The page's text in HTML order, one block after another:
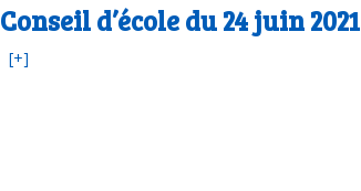
Conseil d’école du 24 juin 2021
[+]